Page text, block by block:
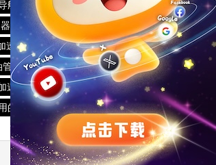
航 软件中心 雷霆加速
狂飙加速器
最新下载
falemon加速下载
速器 78加速器
风驰加速官网首页
管加速器永久免费版
小猫咪crash加速器
速器15分钟试用
的加速器
佛跳墙vp官方下载2024